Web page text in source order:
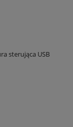
sterująca USB